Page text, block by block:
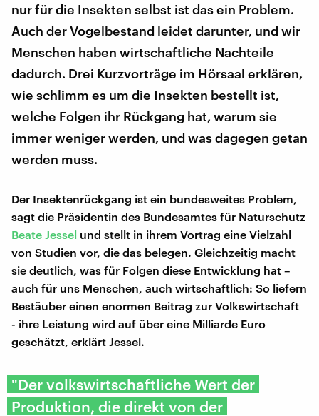
nur für die Insekten selbst ist das ein Problem.
Auch der Vogelbestand leidet darunter, und wir
Menschen haben wirtschaftliche Nachteile
dadurch. Drei Kurzvorträge im Hörsaal erklären,
wie schlimm es um die Insekten bestellt ist,
welche Folgen ihr Rückgang hat, warum sie
immer weniger werden, und was dagegen getan
werden muss.
Der Insektenrückgang ist ein bundesweites Problem,
sagt die Präsidentin des Bundesamtes für Naturschutz
Beate Jessel und stellt in ihrem Vortrag eine Vielzahl
von Studien vor, die das belegen. Gleichzeitig macht
sie deutlich, was für Folgen diese Entwicklung hat –
auch für uns Menschen, auch wirtschaftlich: So liefern
Bestäuber einen enormen Beitrag zur Volkswirtschaft
- ihre Leistung wird auf über eine Milliarde Euro
geschätzt, erklärt Jessel.
"Der volkswirtschaftliche Wert der
Produktion, die direkt von der